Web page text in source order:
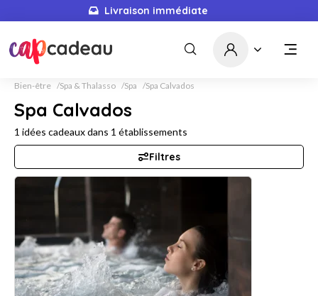
Livraison immédiate
Bien-être Spa & Thalasso Spa Spa Calvados
Spa Calvados
1 idées cadeaux dans 1 établissements
Filtres